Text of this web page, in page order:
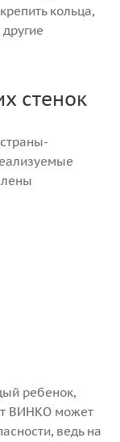
кольца,
стенок
ребенок,
ВИНКО может
ведь на